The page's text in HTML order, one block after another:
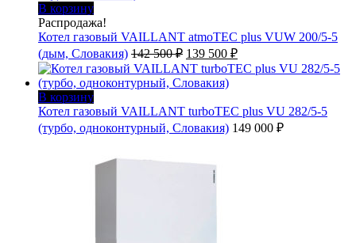
В корзину
Распродажа!
Котел газовый VAILLANT atmoTEC plus VUW 200/5-5
(дым, Словакия) 142 500₽ Первоначальная
цена
составляла
142
500 ₽.
139 500 ₽Текущая
цена:
139
В корзину
Котел газовый VAILLANT turboTEC plus VU 282/5-5
(турбо, одноконтурный, Словакия) 149 000 ₽